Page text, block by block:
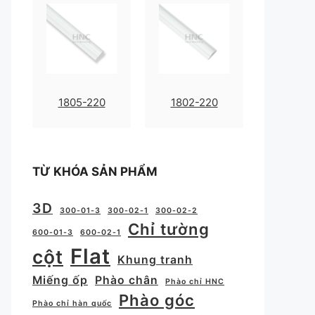
1805-220 1802-220
TỪ KHÓA SẢN PHẨM
3D 300-01-3 300-02-1 300-02-2
600-01-3 600-02-1 Chỉ tường
cột Flat
Khung tranh
Miếng ốp
Phào chân Phào chỉ HNC
Phào chỉ hàn quốc
Phào góc